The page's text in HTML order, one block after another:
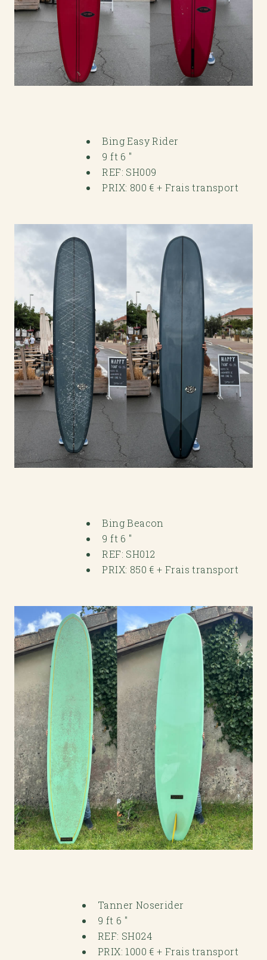
Bing Easy Rider
9 ft 6 "
REF: SH009
PRIX: 800 € + Frais transport
Bing Beacon
9 ft 6 "
REF: SH012
PRIX: 850 € + Frais transport
Tanner Noserider
9 ft 6 "
REF: SH024
PRIX: 1000 € + Frais transport